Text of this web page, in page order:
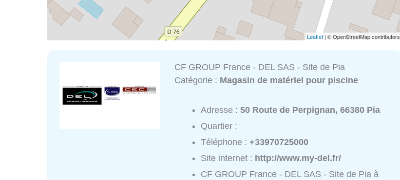
Leaflet | © OpenStreetMap contributors
CF GROUP France - DEL SAS - Site de Pia
Catégorie : Magasin de matériel pour piscine
Adresse :50 Route de Perpignan, 66380 Pia
Quartier :
Téléphone :+33970725000
Site internet : http://www.my-del.fr/
CF GROUP France - DEL SAS - Site de Pia à